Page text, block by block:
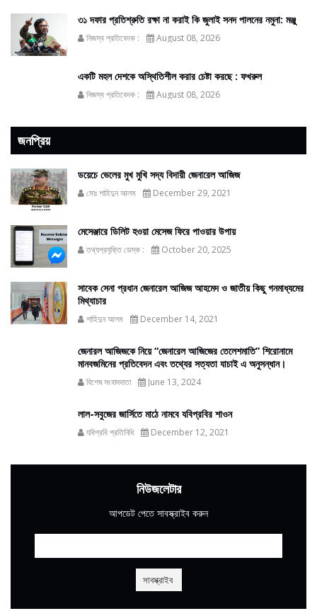
৩১ দফার প্রতিশ্রুতি রক্ষা না করাই কি জুলাই সনদ পালনের নমুনা: মঞ্জু
নিজস্ব প্রতিবেদক : August 08, 2026
একটি মহল দেশকে অস্থিতিশীল করার চেষ্টা করছে : ফখরুল
নিজস্ব প্রতিবেদক : August 08, 2026
জনপ্রিয়
ডয়েচে ভেলের মুখ মুখি সদ্য বিদায়ী জেনারেল আজিজ
মোঃ শাহিদুন আলম December 29, 2021
মেসেঞ্জারে ডিলিট হওয়া মেসেজ ফিরে পাওয়ার উপায়
তথ্যপ্রযুক্তি ডেস্ক : October 20, 2025
সাবেক সেনা প্রধান জেনারেল আজিজ আহমেদ ও জাতীয় কিছু গনমাধ্যমের
মিথ্যাচার
শাহিদুন আলম December 14, 2021
জেনারল আজিজকে নিয়ে “জেনারেল আজিজের তেলেশমাতি” শিরোনামে
মানবজমিনের প্রতিবেদন এবং তথ্যের সত্যতা যাচাই এ অনুসন্ধান।
বিশেষ সংবাদদাতা June 13, 2024
লাল-সবুজের জার্সিতে মাঠে নামবে যবিপ্রবির শাওন
যবিপ্রবি প্রতিনিধি December 12, 2021
নিউজলেটার
আপডেট পেতে সাবস্ক্রাইব করুন